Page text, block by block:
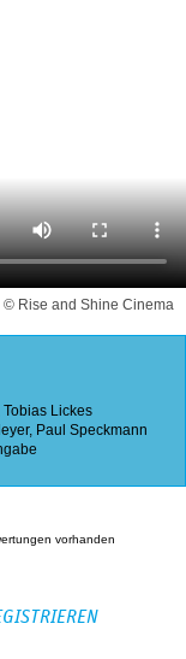
© Rise and Shine Cinema
Tobias Lickes
, Paul Speckmann
vorhanden